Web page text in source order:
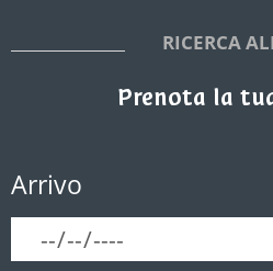
RICERCA
Prenota la
Arrivo